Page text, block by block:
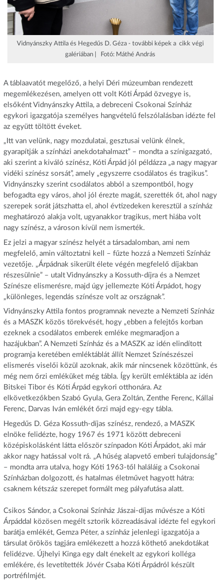
Vidnyánszky Attila és Hegedűs D. Géza - további képek a cikk végi
galériában | Fotó: Máthé András
A táblaavatót megelőző, a helyi Déri múzeumban rendezett
megemlékezésen, amelyen ott volt Kóti Árpád özvegye is,
elsőként Vidnyánszky Attila, a debreceni Csokonai Színház
egykori igazgatója személyes hangvételű felszólalásban idézte fel
az együtt töltött éveket.
„Itt van velünk, nagy mozdulatai, gesztusai velünk élnek,
gyarapítják a színházi anekdotahalmazt” – mondta a színigazgató,
aki szerint a kiváló színész, Kóti Árpád jól példázza „a nagy magyar
vidéki színész sorsát”, amely „egyszerre csodálatos és tragikus”.
Vidnyánszky szerint csodálatos abból a szempontból, hogy
befogadta egy város, ahol jól érezte magát, szerették őt, ahol nagy
szerepek sorát játszhatta el, ahol évtizedeken keresztül a színház
meghatározó alakja volt, ugyanakkor tragikus, mert hiába volt
nagy színész, a városon kívül nem ismerték.
Ez jelzi a magyar színész helyét a társadalomban, ami nem
megfelelő, amin változtatni kell – fűzte hozzá a Nemzeti Színház
vezetője. „Árpádnak sikerült élete végén megfelelő díjakban
részesülnie” – utalt Vidnyánszky a Kossuth-díjra és a Nemzet
Színésze elismerésre, majd úgy jellemezte Kóti Árpádot, hogy
„különleges, legendás színésze volt az országnak”.
Vidnyánszky Attila fontos programnak nevezte a Nemzeti Színház
és a MASZK közös törekvését, hogy „ebben a felejtős korban
ezeknek a csodálatos emberek emléke megmaradjon a
hazájukban”. A Nemzeti Színház és a MASZK az idén elindított
programja keretében emléktáblát állít Nemzet Színészészei
elismerés viselői közül azoknak, akik már nincsenek közöttünk, és
még nem őrzi emléküket még tábla. Így került emléktábla az idén
Bitskei Tibor és Kóti Árpád egykori otthonára. Az
elkövetkezőkben Szabó Gyula, Gera Zoltán, Zenthe Ferenc, Kállai
Ferenc, Darvas Iván emlékét őrzi majd egy-egy tábla.
Hegedűs D. Géza Kossuth-díjas színész, rendező, a MASZK
elnöke felidézte, hogy 1967 és 1971 között debreceni
középiskolásként látta először színpadon Kóti Árpádot, aki már
akkor nagy hatással volt rá. „A hűség alapvető emberi tulajdonság”
– mondta arra utalva, hogy Kóti 1963-től haláláig a Csokonai
Színházban dolgozott, és hatalmas életművet hagyott hátra:
csaknem kétszáz szerepet formált meg pályafutása alatt.
Csikos Sándor, a Csokonai Színház Jászai-díjas művésze a Kóti
Árpáddal közösen megélt sztorik közreadásával idézte fel egykori
barátja emlékét, Gemza Péter, a színház jelenlegi igazgatója a
társulat örökös tagjára emlékezett a hozzá köthető anekdotákat
felidézve. Újhelyi Kinga egy dalt énekelt az egykori kolléga
emlékére, és levetítették Jóvér Csaba Kóti Árpádról készült
portréfilmjét.